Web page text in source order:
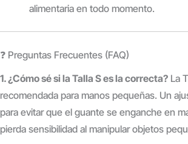
alimentaria en todo momento.
❓ Preguntas Frecuentes (FAQ)
1. ¿Cómo sé si la Talla S es la correcta? La
recomendada para manos pequeñas. Un
para evitar que el guante se enganche en
pierda sensibilidad al manipular objetos